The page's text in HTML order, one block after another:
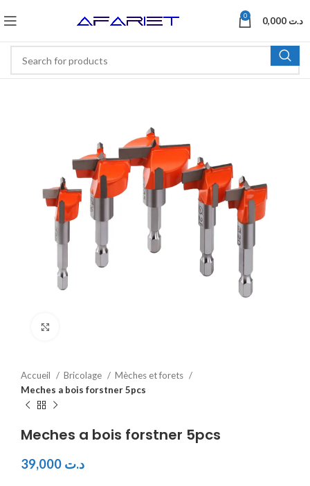
0 د.ت
Accueil Bricolage
Mèches et forets
Meches a bois forstner 5pcs
Meches a bois forstner 5pcs
د.ت